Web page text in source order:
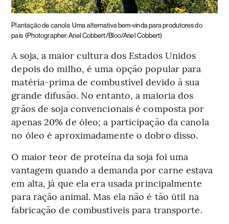
Plantação de canola Uma alternativa bem-vinda para produtores do
país (Photographer: Ariel Cobbert/Bloo/Ariel Cobbert)
A soja, a maior cultura dos Estados Unidos
depois do milho, é uma opção popular para
matéria-prima de combustível devido à sua
grande difusão. No entanto, a maioria dos
grãos de soja convencionais é composta por
apenas 20% de óleo; a participação da canola
no óleo é aproximadamente o dobro disso.
O maior teor de proteína da soja foi uma
vantagem quando a demanda por carne estava
em alta, já que ela era usada principalmente
para ração animal. Mas ela não é tão útil na
fabricação de combustíveis para transporte.